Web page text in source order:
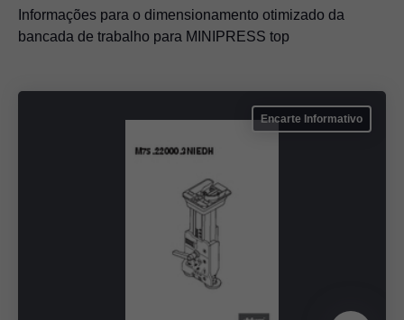
Informações para o dimensionamento otimizado da
bancada de trabalho para MINIPRESS top
Encarte Informativo